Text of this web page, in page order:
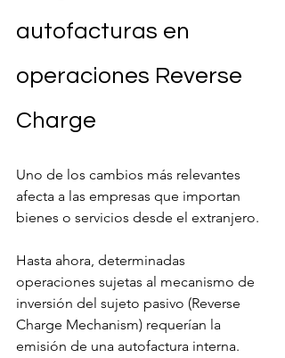
autofacturas en
operaciones Reverse
Charge
Uno de los cambios más relevantes
afecta a las empresas que importan
bienes o servicios desde el extranjero.
Hasta ahora, determinadas
operaciones sujetas al mecanismo de
inversión del sujeto pasivo (Reverse
Charge Mechanism) requerían la
emisión de una autofactura interna.